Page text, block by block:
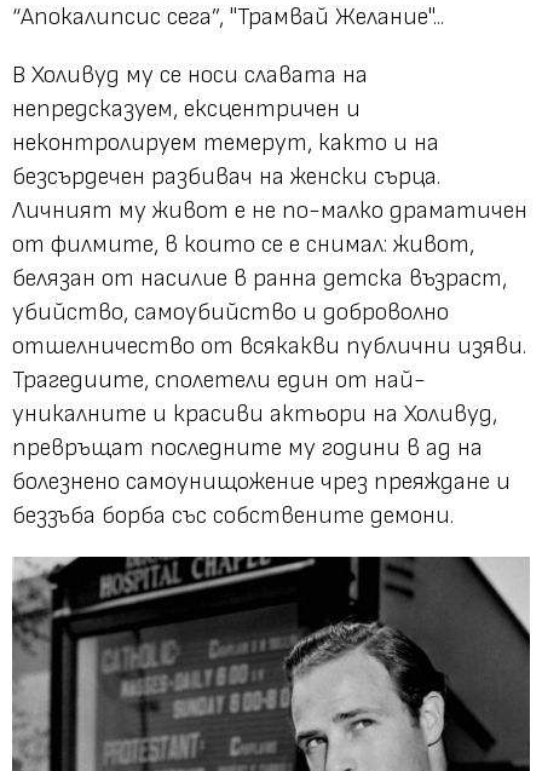
“Апокалипсис сега”, "Трамвай Желание"...
В Холивуд му се носи славата на
непредсказуем, ексцентричен и
неконтролируем темерут, както и на
безсърдечен разбивач на женски сърца.
Личният му живот е не по-малко драматичен
от филмите, в които се е снимал: живот,
белязан от насилие в ранна детска възраст,
убийство, самоубийство и доброволно
отшелничество от всякакви публични изяви.
Трагедиите, сполетели един от най-
уникалните и красиви актьори на Холивуд,
превръщат последните му години в ад на
болезнено самоунищожение чрез преяждане и
беззъба борба със собствените демони.